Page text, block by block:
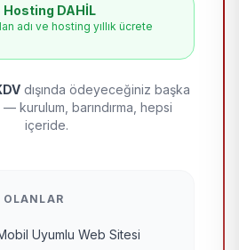
Hosting DAHİL
adı ve hosting yıllık ücrete
dışında ödeyeceğiniz başka
kurulum, barındırma, hepsi
içeride.
OLANLAR
Uyumlu Web Sitesi